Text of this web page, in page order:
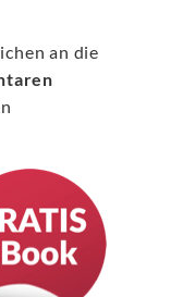
an die